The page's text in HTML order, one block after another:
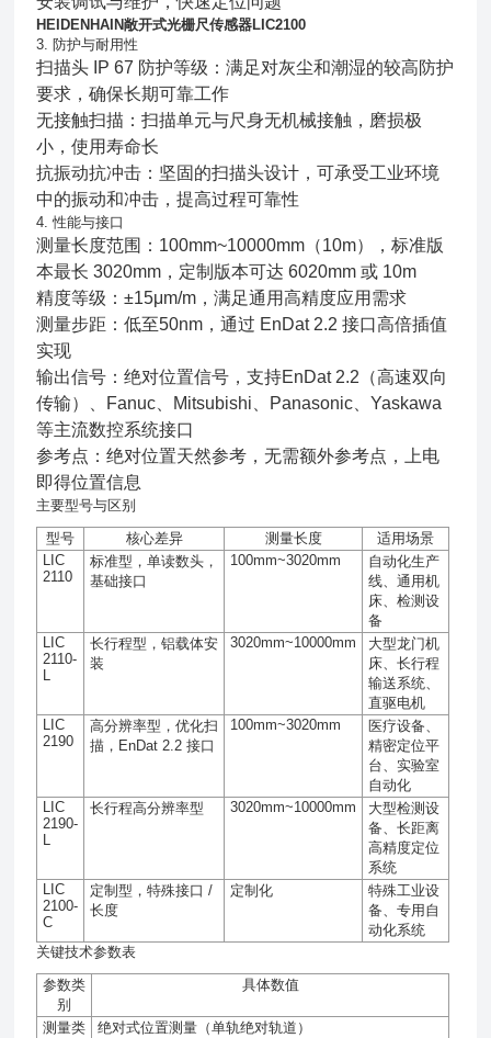
HEIDENHAIN敞开式光栅尺传感器LIC2100
3. 防护与耐用性
扫描头 IP 67 防护等级：满足对灰尘和潮湿的较高防护
要求，确保长期可靠工作
无接触扫描：扫描单元与尺身无机械接触，磨损极
小，使用寿命长
抗振动抗冲击：坚固的扫描头设计，可承受工业环境
中的振动和冲击，提高过程可靠性
4. 性能与接口
测量长度范围：100mm~10000mm（10m），标准版
本最长 3020mm，定制版本可达 6020mm 或 10m
精度等级：±15μm/m，满足通用高精度应用需求
测量步距：低至50nm，通过 EnDat 2.2 接口高倍插值
实现
输出信号：绝对位置信号，支持EnDat 2.2（高速双向
传输）、Fanuc、Mitsubishi、Panasonic、Yaskawa
等主流数控系统接口
参考点：绝对位置天然参考，无需额外参考点，上电
即得位置信息
主要型号与区别
型号
核心差异 测量长度
适用场景
LIC
2110
标准型，单读数头，
基础接口
100mm~3020mm
自动化生产
线、通用机
床、检测设
备
LIC
2110-
L
长行程型，铝载体安
装
3020mm~10000mm
大型龙门机
床、长行程
输送系统、
直驱电机
LIC
2190
高分辨率型，优化扫
描， EnDat 2.2接口
100mm~3020mm
医疗设备、
精密定位平
台、实验室
自动化
LIC
2190-
L
长行程高分辨率型 3020mm~10000mm
大型检测设
备、长距离
高精度定位
系统
LIC
2100-
C
定制型，特殊接口 /
长度
定制化
特殊工业设
备、专用自
动化系统
关键技术参数表
参数类
别
具体数值
测量类
绝对式位置测量（单轨绝对轨道）